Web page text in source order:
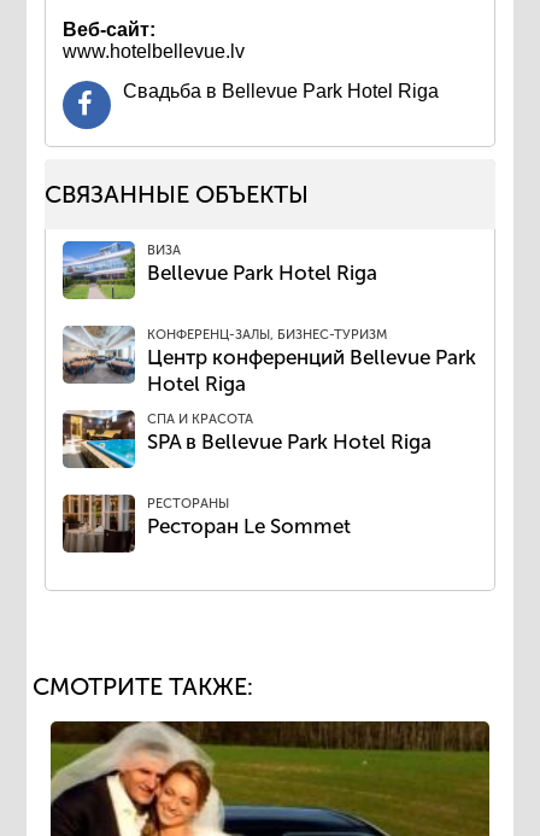
Веб-сайт:
www.hotelbellevue.lv
Свадьба в ​Bellevue Park Hotel Riga
СВЯЗАННЫЕ ОБЪЕКТЫ
ВИЗА
Bellevue Park Hotel Riga
КОНФЕРЕНЦ-ЗАЛЫ, БИЗНЕС-ТУРИЗМ
​Центр конференций Bellevue Park
Hotel Riga
СПА И КРАСОТА
SPA в Bellevue Park Hotel Riga
РЕСТОРАНЫ
​Ресторан Le Sommet
СМОТРИТЕ ТАКЖЕ: